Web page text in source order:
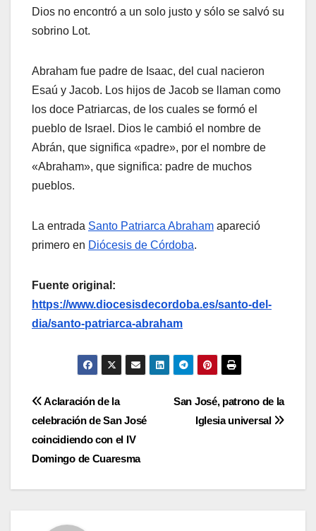
Dios no encontró a un solo justo y sólo se salvó su
sobrino Lot.
Abraham fue padre de Isaac, del cual nacieron
Esaú y Jacob. Los hijos de Jacob se llaman como
los doce Patriarcas, de los cuales se formó el
pueblo de Israel. Dios le cambió el nombre de
Abrán, que significa «padre», por el nombre de
«Abraham», que significa: padre de muchos
pueblos.
La entrada Santo Patriarca Abraham apareció
primero en Diócesis de Córdoba.
Fuente original:
https://www.diocesisdecordoba.es/santo-del-
dia/santo-patriarca-abraham
Navegación
de
entradas
San José, patrono de la
Iglesia universal
Aclaración de la
celebración de San José
coincidiendo con el IV
Domingo de Cuaresma